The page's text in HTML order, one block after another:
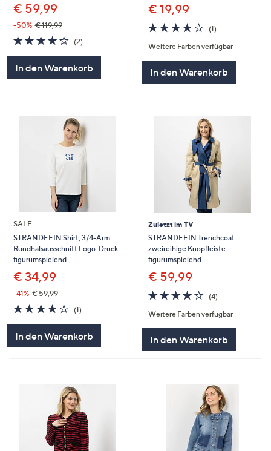
€ 59,99
-50% € 119,99
4.0
von
(2)
In den Warenkorb
€ 19,99
4.0
von
5
(1)
Weitere Farben verfügbar
In den Warenkorb
SALE
STRANDFEIN Shirt, 3/4-Arm
Rundhalsausschnitt Logo-Druck
figurumspielend
€ 34,99
-41% € 59,99
4.0
von
(1)
In den Warenkorb
Zuletzt im TV
STRANDFEIN Trenchcoat
zweireihige Knopfleiste
figurumspielend
€ 59,99
4.0
von
5
(4)
Weitere Farben verfügbar
In den Warenkorb